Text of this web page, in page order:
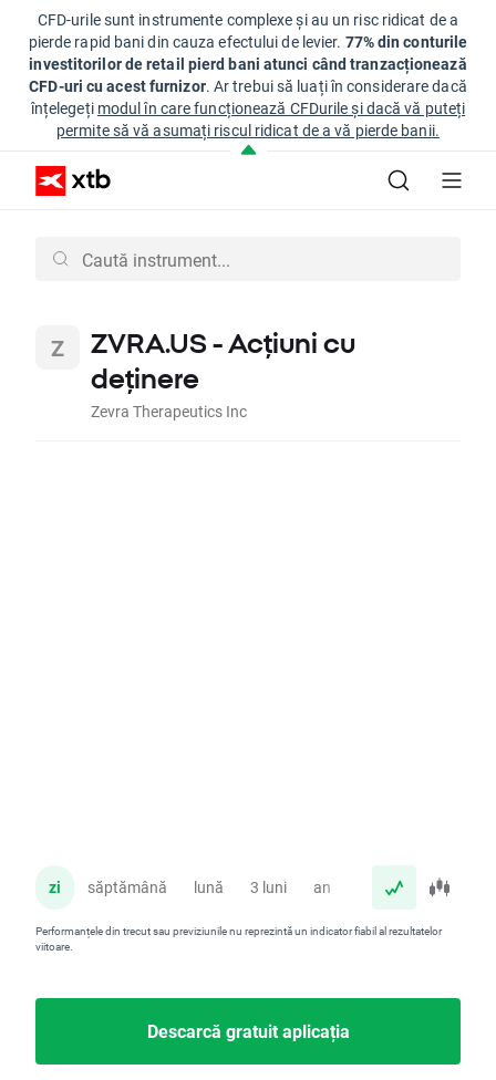
CFD-urile sunt instrumente complexe și au un risc ridicat de a
pierde rapid bani din cauza efectului de levier. 77% din conturile
investitorilor de retail pierd bani atunci când tranzacționează
CFD-uri cu acest furnizor. Ar trebui să luați în considerare dacă
înțelegeți modul în care funcționează CFDurile și dacă vă puteți
permite să vă asumați riscul ridicat de a vă pierde banii.
ZVRA.US - Acțiuni cu
deținere
Zevra Therapeutics Inc
zi săptămână lună 3 luni an
Performanțele din trecut sau previziunile nu reprezintă un indicator fiabil al rezultatelor
viitoare.
Descarcă gratuit aplicația